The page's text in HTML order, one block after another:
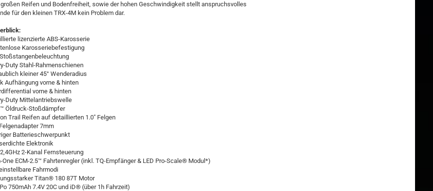
Reifen und Bodenfreiheit, sowie der hohen Geschwindigkeit stellt anspruchsvolles
für den kleinen TRX-4M kein Problem dar.
lizenzierte ABS-Karosserie
Karosseriebefestigung
Stoßstangenbeleuchtung
Duty Stahl-Rahmenschienen
kleiner 45° Wenderadius
Aufhängung vorne & hinten
vorne & hinten
Duty Mittelantriebswelle
Öldruck-Stoßdämpfer
Trail Reifen auf detaillierten 1.0" Felgen
7mm
Batterieschwerpunkt
Elektronik
2,4GHz 2-Kanal Fernsteuerung
One ECM-2.5™ Fahrtenregler (inkl. TQ-Empfänger & LED Pro-Scale® Modul*)
Fahrmodi
Titan® 180 87T Motor
750mAh 7.4V 20C und iD® (über 1h Fahrzeit)